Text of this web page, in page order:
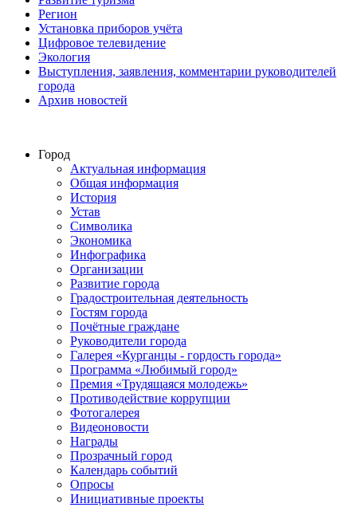
Регион
Установка приборов учёта
Цифровое телевидение
Экология
Выступления, заявления, комментарии руководителей
города
Архив новостей
Город
Актуальная информация
Общая информация
История
Устав
Символика
Экономика
Инфографика
Организации
Развитие города
Градостроительная деятельность
Гостям города
Почётные граждане
Руководители города
Галерея «Курганцы - гордость города»
Программа «Любимый город»
Премия «Трудящаяся молодежь»
Противодействие коррупции
Фотогалерея
Видеоновости
Награды
Прозрачный город
Календарь событий
Опросы
Инициативные проекты